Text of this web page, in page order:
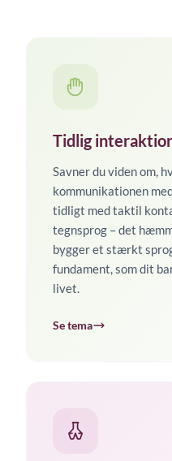
Tidlig
Savner du viden om,
kommunikationen
tidligt med taktil
tegnsprog – det
bygger et stærkt
fundament, som dit
livet.
Se tema